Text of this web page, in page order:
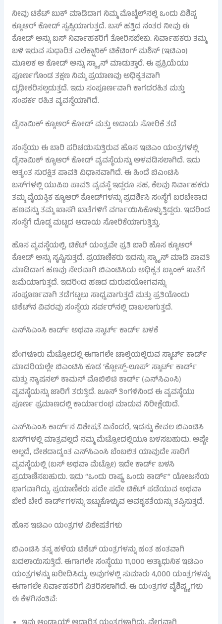
ನೀವು ಟಿಕೆಟ್ ಬುಕ್ ಮಾಡಿದಾಗ ನಿಮ್ಮ ಮೊಬೈಲ್‌ನಲ್ಲಿ ಒಂದು ವಿಶಿಷ್ಟ
ಕ್ಯೂಆರ್ ಕೋಡ್ ಸೃಷ್ಟಿಯಾಗುತ್ತದೆ. ಬಸ್ ಹತ್ತಿದ ನಂತರ ನೀವು ಈ
ಕೋಡ್ ಅನ್ನು ಬಸ್ ನಿರ್ವಾಹಕರಿಗೆ ತೋರಿಸಬೇಕು. ನಿರ್ವಾಹಕರು ತಮ್ಮ
ಬಳಿ ಇರುವ ಸುಧಾರಿತ ಎಲೆಕ್ಟ್ರಾನಿಕ್ ಟಿಕೆಟಿಂಗ್ ಮಶಿನ್ (ಇಟಿಎಂ)
ಮೂಲಕ ಆ ಕೋಡ್ ಅನ್ನು ಸ್ಕ್ಯಾನ್ ಮಾಡುತ್ತಾರೆ. ಈ ಪ್ರಕ್ರಿಯೆಯು
ಪೂರ್ಣಗೊಂಡ ತಕ್ಷಣ ನಿಮ್ಮ ಪ್ರಯಾಣವು ಅಧಿಕೃತವಾಗಿ
ದೃಢೀಕರಿಸಲ್ಪಡುತ್ತದೆ. ಇದು ಸಂಪೂರ್ಣವಾಗಿ ಕಾಗದರಹಿತ ಮತ್ತು
ಸಂಪರ್ಕ ರಹಿತ ವ್ಯವಸ್ಥೆಯಾಗಿದೆ.
ಡೈನಾಮಿಕ್ ಕ್ಯೂಆರ್ ಕೋಡ್ ಮತ್ತು ಆದಾಯ ಸೋರಿಕೆ ತಡೆ
ಸಂಸ್ಥೆಯು ಈ ಬಾರಿ ಪರಿಚಯಿಸುತ್ತಿರುವ ಹೊಸ ಇಟಿಎಂ ಯಂತ್ರಗಳಲ್ಲಿ
ಡೈನಾಮಿಕ್ ಕ್ಯೂಆರ್ ಕೋಡ್ ವ್ಯವಸ್ಥೆಯನ್ನು ಅಳವಡಿಸಲಾಗಿದೆ. ಇದು
ಅತ್ಯಂತ ಸುರಕ್ಷಿತ ಪಾವತಿ ವಿಧಾನವಾಗಿದೆ. ಈ ಹಿಂದೆ ಬಿಎಂಟಿಸಿ
ಬಸ್‌ಗಳಲ್ಲಿ ಯುಪಿಐ ಪಾವತಿ ವ್ಯವಸ್ಥೆ ಇದ್ದರೂ ಸಹ, ಕೆಲವು ನಿರ್ವಾಹಕರು
ತಮ್ಮ ವೈಯಕ್ತಿಕ ಕ್ಯೂಆರ್ ಕೋಡ್‌ಗಳನ್ನು ಪ್ರದರ್ಶಿಸಿ ಸಂಸ್ಥೆಗೆ ಬರಬೇಕಾದ
ಹಣವನ್ನು ತಮ್ಮ ಖಾಸಗಿ ಖಾತೆಗಳಿಗೆ ವರ್ಗಾಯಿಸಿಕೊಳ್ಳುತ್ತಿದ್ದರು. ಇದರಿಂದ
ಸಂಸ್ಥೆಗೆ ದೊಡ್ಡ ಮಟ್ಟದ ಆದಾಯ ಸೋರಿಕೆಯಾಗುತ್ತಿತ್ತು.
ಹೊಸ ವ್ಯವಸ್ಥೆಯಲ್ಲಿ, ಟಿಕೆಟ್ ಯಂತ್ರವೇ ಪ್ರತಿ ಬಾರಿ ಹೊಸ ಕ್ಯೂಆರ್
ಕೋಡ್ ಅನ್ನು ಸೃಷ್ಟಿಸುತ್ತದೆ. ಪ್ರಯಾಣಿಕರು ಇದನ್ನು ಸ್ಕ್ಯಾನ್ ಮಾಡಿ ಪಾವತಿ
ಮಾಡಿದಾಗ ಹಣವು ನೇರವಾಗಿ ಬಿಎಂಟಿಸಿಯ ಅಧಿಕೃತ ಬ್ಯಾಂಕ್ ಖಾತೆಗೆ
ಜಮೆಯಾಗುತ್ತದೆ. ಇದರಿಂದ ಹಣದ ದುರುಪಯೋಗವನ್ನು
ಸಂಪೂರ್ಣವಾಗಿ ತಡೆಗಟ್ಟಲು ಸಾಧ್ಯವಾಗುತ್ತದೆ ಮತ್ತು ಪ್ರತಿಯೊಂದು
ಟಿಕೆಟ್‌ನ ವಿವರವು ಸಂಸ್ಥೆಯ ಸರ್ವರ್‌ನಲ್ಲಿ ದಾಖಲಾಗುತ್ತದೆ.
ಎನ್‌ಸಿಎಂಸಿ ಕಾರ್ಡ್ ಅಥವಾ ಸ್ಮಾರ್ಟ್ ಕಾರ್ಡ್ ಬಳಕೆ
ಬೆಂಗಳೂರು ಮೆಟ್ರೋದಲ್ಲಿ ಈಗಾಗಲೇ ಚಾಲ್ತಿಯಲ್ಲಿರುವ ಸ್ಮಾರ್ಟ್ ಕಾರ್ಡ್
ಮಾದರಿಯಲ್ಲೇ ಬಿಎಂಟಿಸಿ ಕೂಡ ‘ಕ್ಲೋಸ್ಡ್-ಲೂಪ್’ ಸ್ಮಾರ್ಟ್ ಕಾರ್ಡ್
ಮತ್ತು ನ್ಯಾಷನಲ್ ಕಾಮನ್ ಮೊಬಿಲಿಟಿ ಕಾರ್ಡ್ (ಎನ್‌ಸಿಎಂಸಿ)
ವ್ಯವಸ್ಥೆಯನ್ನು ಜಾರಿಗೆ ತರುತ್ತಿದೆ. ಜೂನ್ ತಿಂಗಳಿನಿಂದ ಈ ವ್ಯವಸ್ಥೆಯು
ಪೂರ್ಣ ಪ್ರಮಾಣದಲ್ಲಿ ಕಾರ್ಯಾರಂಭ ಮಾಡುವ ನಿರೀಕ್ಷೆಯಿದೆ.
ಎನ್‌ಸಿಎಂಸಿ ಕಾರ್ಡ್‌ನ ವಿಶೇಷತೆ ಏನೆಂದರೆ, ಇದನ್ನು ಕೇವಲ ಬಿಎಂಟಿಸಿ
ಬಸ್‌ಗಳಲ್ಲಿ ಮಾತ್ರವಲ್ಲದೆ ನಮ್ಮ ಮೆಟ್ರೋದಲ್ಲಿಯೂ ಬಳಸಬಹುದು. ಅಷ್ಟೇ
ಅಲ್ಲದೆ, ದೇಶದಾದ್ಯಂತ ಎನ್‌ಸಿಎಂಸಿ ಬೆಂಬಲಿತ ಯಾವುದೇ ಸಾರಿಗೆ
ವ್ಯವಸ್ಥೆಯಲ್ಲಿ (ಬಸ್ ಅಥವಾ ಮೆಟ್ರೋ) ಇದೇ ಕಾರ್ಡ್ ಬಳಸಿ
ಪ್ರಯಾಣಿಸಬಹುದು. ಇದು “ಒಂದು ರಾಷ್ಟ್ರ, ಒಂದು ಕಾರ್ಡ್” ಯೋಜನೆಯ
ಭಾಗವಾಗಿದ್ದು, ಪ್ರಯಾಣಿಕರು ಪದೇ ಪದೇ ಟಿಕೆಟ್ ಪಡೆಯುವ ಅಥವಾ
ಬೇರೆ ಬೇರೆ ಕಾರ್ಡ್‌ಗಳನ್ನು ಇಟ್ಟುಕೊಳ್ಳುವ ಅವಶ್ಯಕತೆಯನ್ನು ತಪ್ಪಿಸುತ್ತದೆ.
ಹೊಸ ಇಟಿಎಂ ಯಂತ್ರಗಳ ವಿಶೇಷತೆಗಳು
ಬಿಎಂಟಿಸಿ ತನ್ನ ಹಳೆಯ ಟಿಕೆಟ್ ಯಂತ್ರಗಳನ್ನು ಹಂತ ಹಂತವಾಗಿ
ಬದಲಾಯಿಸುತ್ತಿದೆ. ಈಗಾಗಲೇ ಸಂಸ್ಥೆಯು 11,000 ಅತ್ಯಾಧುನಿಕ ಇಟಿಎಂ
ಯಂತ್ರಗಳನ್ನು ಖರೀದಿಸಿದ್ದು, ಅವುಗಳಲ್ಲಿ ಸುಮಾರು 4,000 ಯಂತ್ರಗಳನ್ನು
ಈಗಾಗಲೇ ನಿರ್ವಾಹಕರಿಗೆ ವಿತರಿಸಲಾಗಿದೆ. ಈ ಯಂತ್ರಗಳ ವೈಶಿಷ್ಟ್ಯಗಳು
ಈ ಕೆಳಗಿನಂತಿವೆ: